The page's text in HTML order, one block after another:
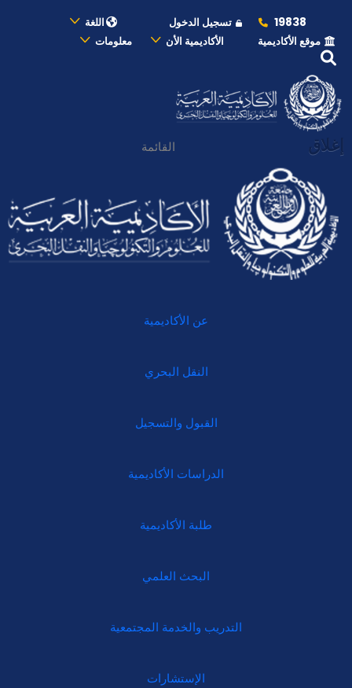
19838 تسجيل الدخول
اللغة
موقع الأكاديمية
الأكاديمية الأن معلومات
إغلاق القائمة
عن الأكاديمية
النقل البحري
القبول والتسجيل
الدراسات الأكاديمية
طلبة الأكاديمية
البحث العلمي
التدريب والخدمة المجتمعية
الإستشارات